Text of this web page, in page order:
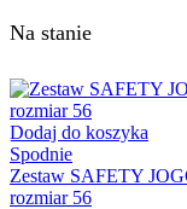
Na stanie
Dodaj do koszyka
Spodnie
Zestaw SAFETY
rozmiar 56